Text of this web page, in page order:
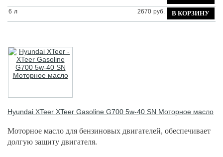
6 л 2670 руб.
Hyundai XTeer XTeer Gasoline G700 5w-40 SN Моторное масло
Моторное масло для бензиновых двигателей, обеспечивает
долгую защиту двигателя.